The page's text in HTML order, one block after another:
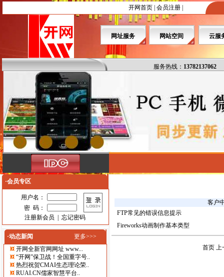
开网首页 会员注册
网址服务 网站空间 云服
服务热线： 13782137062
·会员专区
用户名：
密 码：
注册新会员
|忘记密码
·动态新闻
更多>>>
开网全新官网网址 www...
“开网”保卫战！全国重字号..
热烈祝贺CMAI生态理论荣..
RUAI.CN儒家智慧平台..
客户
FTP常见的错误信息提示
Fireworks动画制作基本类型
首页 上